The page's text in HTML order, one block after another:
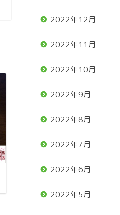
【POG】2021/11/07デビュー
2022年12月
2022年11月
2022年10月
2022年9月
2022年8月
2022年7月
2022年6月
2022年5月